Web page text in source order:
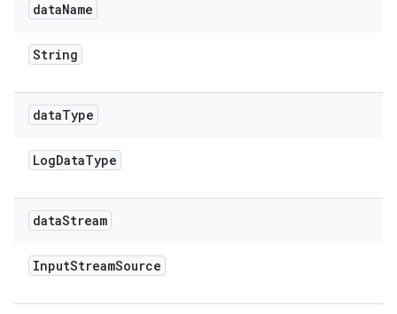
dataName
String
dataType
LogDataType
dataStream
InputStreamSource